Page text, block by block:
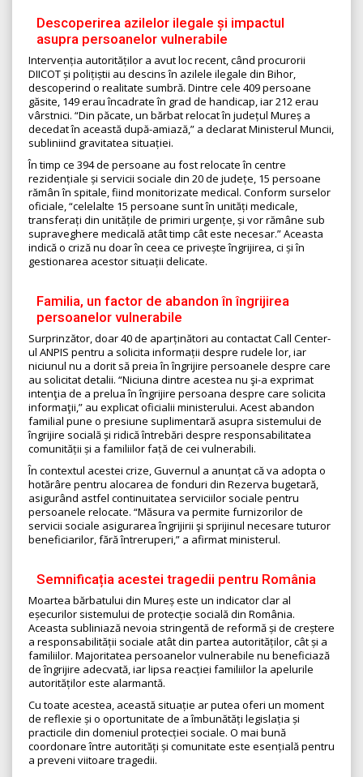
Descoperirea azilelor ilegale și impactul
asupra persoanelor vulnerabile
Intervenția autorităților a avut loc recent, când procurorii
DIICOT și polițiștii au descins în azilele ilegale din Bihor,
descoperind o realitate sumbră. Dintre cele 409 persoane
găsite, 149 erau încadrate în grad de handicap, iar 212 erau
vârstnici. “Din păcate, un bărbat relocat în județul Mureș a
decedat în această după-amiază,” a declarat Ministerul Muncii,
subliniind gravitatea situației.
În timp ce 394 de persoane au fost relocate în centre
rezidențiale și servicii sociale din 20 de județe, 15 persoane
rămân în spitale, fiind monitorizate medical. Conform surselor
oficiale, “celelalte 15 persoane sunt în unități medicale,
transferați din unitățile de primiri urgențe, și vor rămâne sub
supraveghere medicală atât timp cât este necesar.” Aceasta
indică o criză nu doar în ceea ce privește îngrijirea, ci și în
gestionarea acestor situații delicate.
Familia, un factor de abandon în îngrijirea
persoanelor vulnerabile
Surprinzător, doar 40 de aparținători au contactat Call Center-
ul ANPIS pentru a solicita informații despre rudele lor, iar
niciunul nu a dorit să preia în îngrijire persoanele despre care
au solicitat detalii. “Niciuna dintre acestea nu şi-a exprimat
intenţia de a prelua în îngrijire persoana despre care solicita
informaţii,” au explicat oficialii ministerului. Acest abandon
familial pune o presiune suplimentară asupra sistemului de
îngrijire socială și ridică întrebări despre responsabilitatea
comunității și a familiilor față de cei vulnerabili.
În contextul acestei crize, Guvernul a anunțat că va adopta o
hotărâre pentru alocarea de fonduri din Rezerva bugetară,
asigurând astfel continuitatea serviciilor sociale pentru
persoanele relocate. “Măsura va permite furnizorilor de
servicii sociale asigurarea îngrijirii şi sprijinul necesare tuturor
beneficiarilor, fără întreruperi,” a afirmat ministerul.
Semnificația acestei tragedii pentru România
Moartea bărbatului din Mureș este un indicator clar al
eșecurilor sistemului de protecție socială din România.
Aceasta subliniază nevoia stringentă de reformă și de creștere
a responsabilității sociale atât din partea autorităților, cât și a
familiilor. Majoritatea persoanelor vulnerabile nu beneficiază
de îngrijire adecvată, iar lipsa reacției familiilor la apelurile
autorităților este alarmantă.
Cu toate acestea, această situație ar putea oferi un moment
de reflexie și o oportunitate de a îmbunătăți legislația și
practicile din domeniul protecției sociale. O mai bună
coordonare între autorități și comunitate este esențială pentru
a preveni viitoare tragedii.